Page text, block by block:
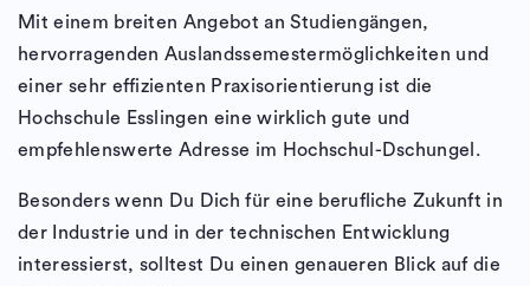
Mit einem breiten Angebot an Studiengängen,
hervorragenden Auslandssemestermöglichkeiten und
einer sehr effizienten Praxisorientierung ist die
Hochschule Esslingen eine wirklich gute und
empfehlenswerte Adresse im Hochschul-Dschungel.
Besonders wenn Du Dich für eine berufliche Zukunft in
der Industrie und in der technischen Entwicklung
interessierst, solltest Du einen genaueren Blick auf die